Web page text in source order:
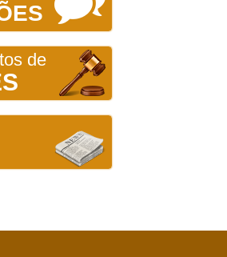
de